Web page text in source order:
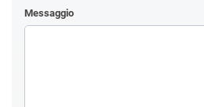
Messaggio